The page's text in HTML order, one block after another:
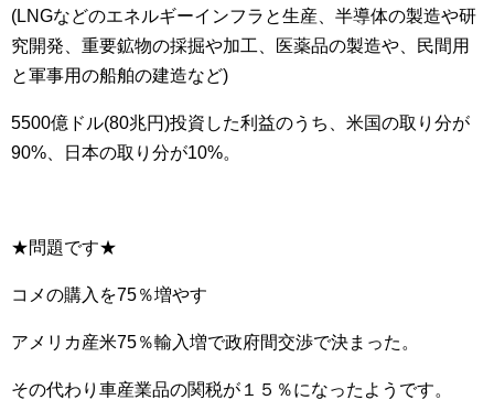
(LNGなどのエネルギーインフラと生産、半導体の製造や研
究開発、重要鉱物の採掘や加工、医薬品の製造や、民間用
と軍事用の船舶の建造など)
5500億ドル(80兆円)投資した利益のうち、米国の取り分が
90%、日本の取り分が10%。
★問題です★
コメの購入を75％増やす
アメリカ産米75％輸入増で政府間交渉で決まった。
その代わり車産業品の関税が１５％になったようです。